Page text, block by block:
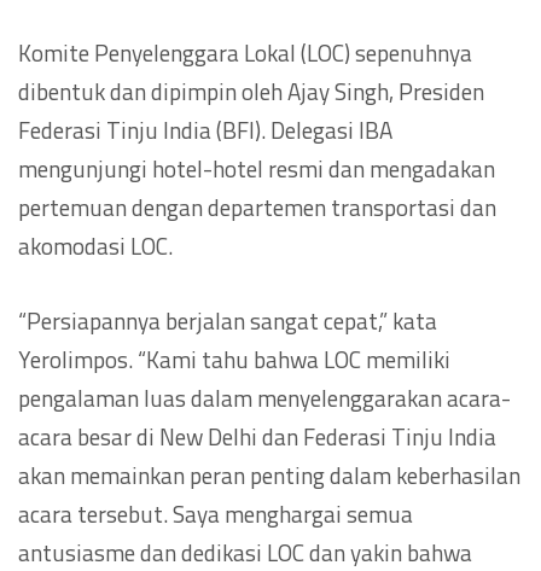
Komite Penyelenggara Lokal (LOC) sepenuhnya
dibentuk dan dipimpin oleh Ajay Singh, Presiden
Federasi Tinju India (BFI). Delegasi IBA
mengunjungi hotel-hotel resmi dan mengadakan
pertemuan dengan departemen transportasi dan
akomodasi LOC.
“Persiapannya berjalan sangat cepat,” kata
Yerolimpos. “Kami tahu bahwa LOC memiliki
pengalaman luas dalam menyelenggarakan acara-
acara besar di New Delhi dan Federasi Tinju India
akan memainkan peran penting dalam keberhasilan
acara tersebut. Saya menghargai semua
antusiasme dan dedikasi LOC dan yakin bahwa